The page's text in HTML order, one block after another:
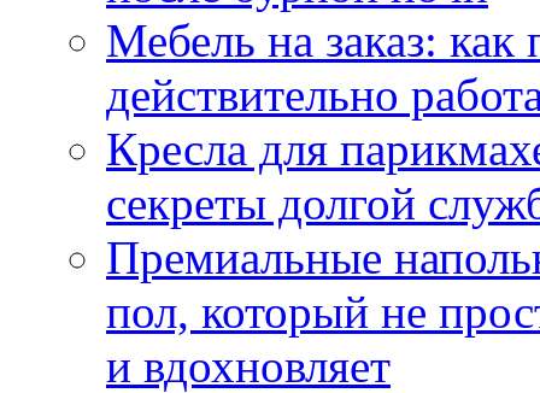
Мебель на заказ:
действительно
Кресла для
секреты долгой
Премиальные
пол, который не
и вдохновляет